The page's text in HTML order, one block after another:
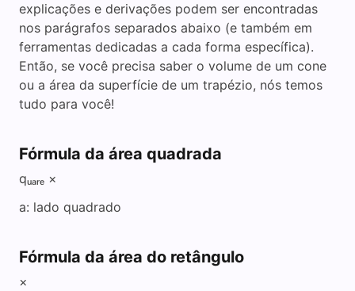
explicações e derivações podem ser encontradas
nos parágrafos separados abaixo (e também em
ferramentas dedicadas a cada forma específica).
Então, se você precisa saber o volume de um cone
ou a área da superfície de um trapézio, nós temos
tudo para você!
Fórmula da área quadrada
qᵤₐᵣₑ ×
a: lado quadrado
Fórmula da área do retângulo
×